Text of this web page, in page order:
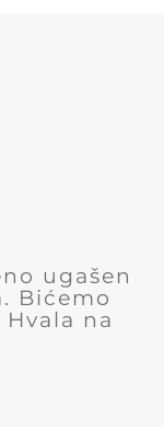
ugašen
Bićemo
na